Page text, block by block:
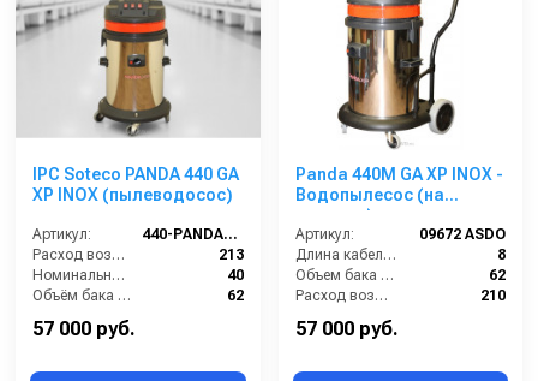
IPC Soteco PANDA 440 GA
XP INOX (пылеводосос)
Артикул:
440-PANDA-GA-XP
Расход воздуха (л/сек):
213
Номинальный диаметр принадлежностей (мм):
40
Объём бака (л):
62
Рабочая ширина основной насадки (мм):
57 000 руб.
Panda 440M GA XP INOX -
Водопылесос (на
тележке)
Артикул:
09672 ASDO
Длина кабеля (м):
8
Объем бака (л):
62
Расход воздуха (л/сек):
210
Уровень шума (дБ):
57 000 руб.